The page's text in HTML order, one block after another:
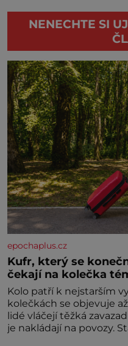
NENECHTE SI
epochaplus.cz
Kufr, který se
čekají na kolečka
Kolo patří k nejstarším
kolečkách se objevuje
lidé vláčejí těžká
je nakládají na povozy.